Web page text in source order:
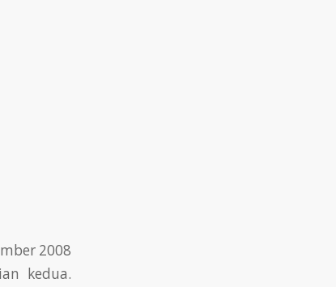
2008
kedua.